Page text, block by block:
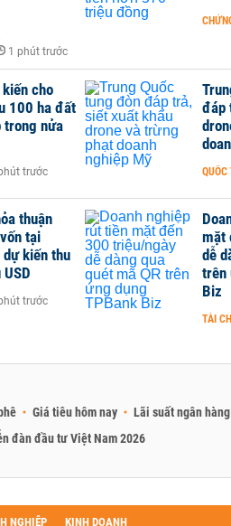
1 phút trước
cho
100 ha đất
trong nửa
trước
đáp
QUỐC
thuận
tại
dự kiến thu
trước
mặt
dễ
trên
Biz
TÀI
Giá tiêu hôm nay Lãi suất ngân hàng
đàn đầu tư Việt Nam 2026
NGHIỆP KINH DOANH